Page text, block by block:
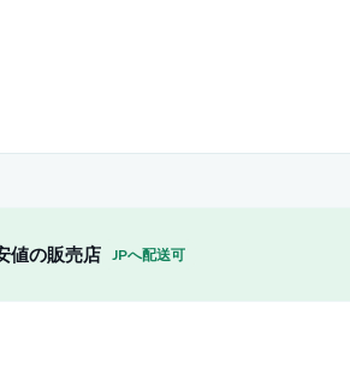
値の販売店 JPへ配送可